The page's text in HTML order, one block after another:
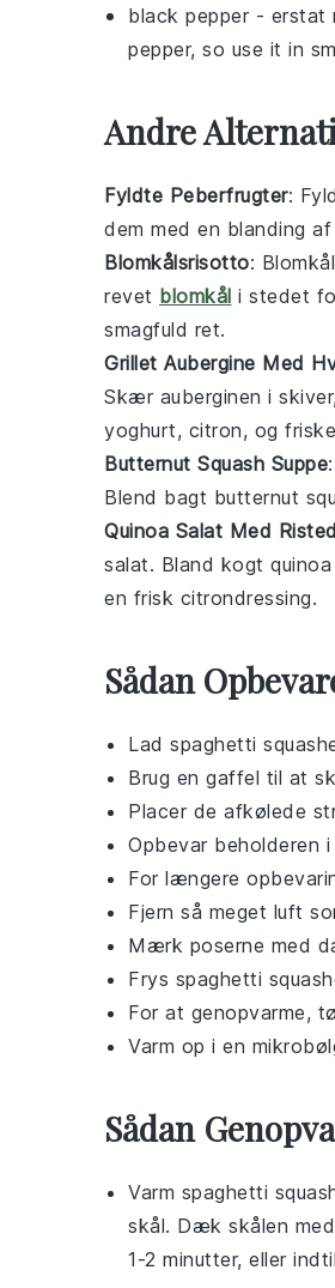
black pepper - erstat
pepper, so use it in
Andre
Fyldte Peberfrugter:
dem med en blanding
Blomkålsrisotto:
revet blomkål i stedet
smagfuld ret.
Grillet Aubergine Med
Skær auberginen i
yoghurt, citron, og
Butternut Squash Suppe
Blend bagt butternut
Quinoa Salat Med
salat. Bland kogt
en frisk citrondressing.
Sådan
Lad spaghetti
Brug en gaffel til at
Placer de afkølede
Opbevar beholderen
For længere
Fjern så meget luft
Mærk poserne med
Frys spaghetti
For at genopvarme, tø
Varm op i en
Sådan
Varm spaghetti
skål. Dæk skålen
1-2 minutter, eller